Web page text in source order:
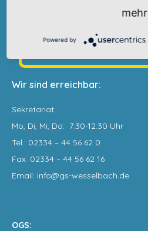
Wir sind erreichbar:
Sekretariat:
Mo, Di, Mi, Do: 7:30-12:30 Uhr
Tel.: 02334 – 44 56 62 0
Fax: 02334 – 44 56 62 16
Email: info@gs-wesselbach.de
OGS:
mehr
Powered by